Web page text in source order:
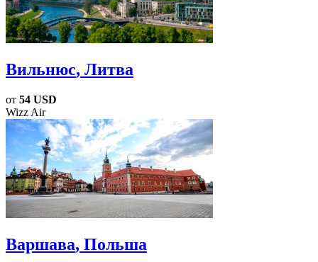
Вильнюс, Литва
от 54 USD
Wizz Air
Варшава, Польша